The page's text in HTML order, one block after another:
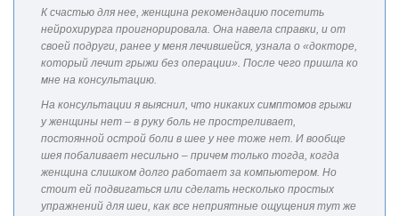
К счастью для нее, женщина рекомендацию посетить
нейрохирурга проигнорировала. Она навела справки, и от
своей подруги, ранее у меня лечившейся, узнала о «докторе,
который лечит грыжи без операции». После чего пришла ко
мне на консультацию.
На консультации я выяснил, что никаких симптомов грыжи
у женщины нет – в руку боль не простреливает,
постоянной острой боли в шее у нее тоже нет. И вообще
шея побаливает несильно – причем только тогда, когда
женщина слишком долго работает за компьютером. Но
стоит ей подвигаться или сделать несколько простых
упражнений для шеи, как все неприятные ощущения тут же